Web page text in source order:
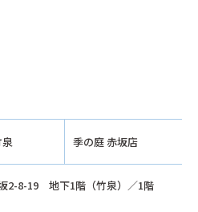
季の庭 赤坂店
2-8-19 地下1階（竹泉）／1階